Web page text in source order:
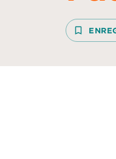
bookmark_border